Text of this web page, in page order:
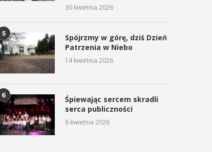
30 kwietnia 2026
5
Spójrzmy w górę, dziś Dzień
Patrzenia w Niebo
14 kwietnia 2026
6
Śpiewając sercem skradli
serca publiczności
8 kwietnia 2026